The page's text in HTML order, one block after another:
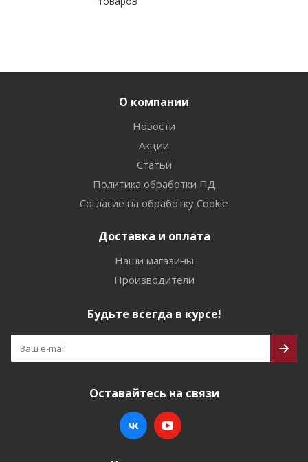
О компании
Новости
Акции
Статьи
Политика обработки ПД
Согласие на обработку Cookie
Доставка и оплата
Наши магазины
Производители
Будьте всегда в курсе!
Оставайтесь на связи